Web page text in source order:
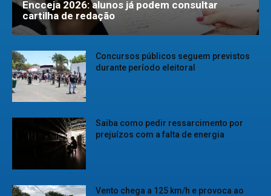
Encceja 2026: alunos já podem consultar
cartilha de redação
Concursos públicos seguem previstos
durante período eleitoral
Saiba como pedir ressarcimento por
prejuízos com a falta de energia
Vento chega a 125 km/h e provoca ao